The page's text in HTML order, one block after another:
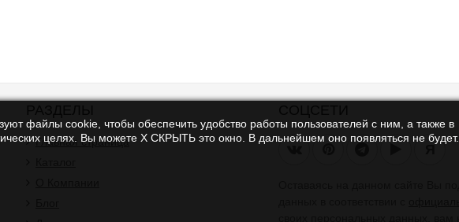
Главная страница
файлы cookie, чтобы обеспечить удобство работы пользователей с ним, а также в
целях. Вы можете Х СКРЫТЬ это окно. В дальнейшем оно появляться не будет.